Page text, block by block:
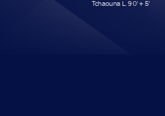
Tchaouna L. 90' + 5'